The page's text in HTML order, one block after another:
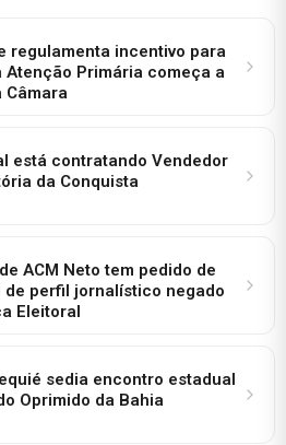
regulamenta incentivo para
Atenção Primária começa a
Câmara
está contratando Vendedor
da Conquista
ACM Neto tem pedido de
de perfil jornalístico negado
Eleitoral
sedia encontro estadual
Oprimido da Bahia